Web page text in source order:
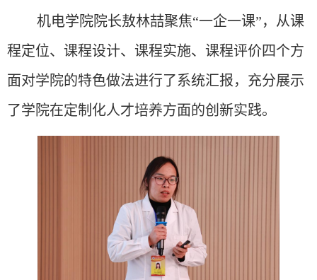
机电学院院长敖林喆聚焦“一企一课”，从课
程定位、课程设计、课程实施、课程评价四个方
面对学院的特色做法进行了系统汇报，充分展示
了学院在定制化人才培养方面的创新实践。